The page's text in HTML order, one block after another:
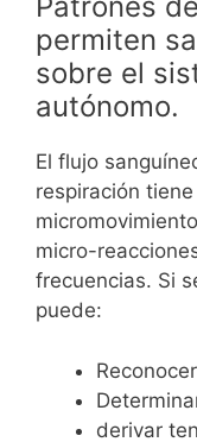
permiten
sobre el
autónomo.
El flujo
respiración
micro-
frecuencias. Si
puede:
derivar